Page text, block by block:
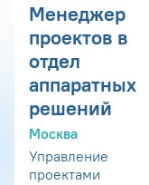
Менеджер
проектов в
отдел
аппаратных
решений
Москва
Управление
проектами